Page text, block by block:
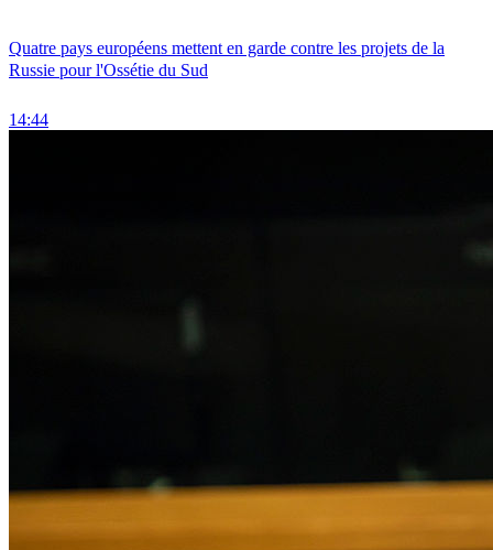
Quatre pays européens mettent en garde contre les projets de la
Russie pour l'Ossétie du Sud
14:44